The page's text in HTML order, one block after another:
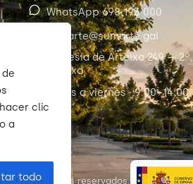
clic
a
todo
WhatsApp 698 193 000
sumarte@sumarte.gal
Travesía de Arteixo 249 — 2º,
Arteixo
Lunes a viernes · 9:00–14:00
los derechos reservados.